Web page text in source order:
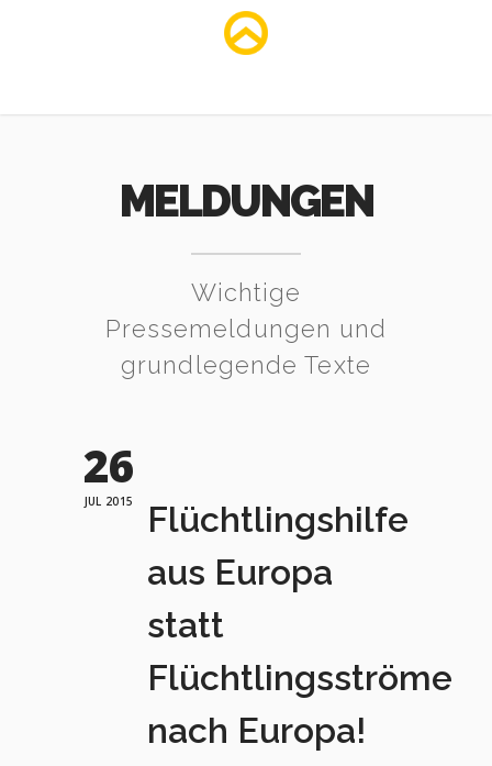
MELDUNGEN
Wichtige
Pressemeldungen und
grundlegende Texte
26
JUL 2015
Flüchtlingshilfe
aus Europa
statt
Flüchtlingsströme
nach Europa!